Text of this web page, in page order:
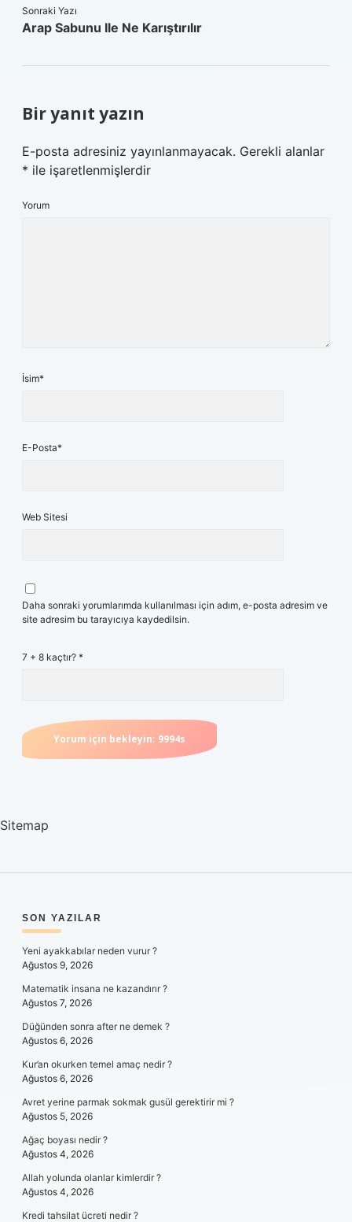
Sonraki Yazı
Arap Sabunu Ile Ne Karıştırılır
Bir yanıt yazın
E-posta adresiniz yayınlanmayacak. Gerekli alanlar
* ile işaretlenmişlerdir
Yorum
İsim*
E-Posta*
Web Sitesi
Daha sonraki yorumlarımda kullanılması için adım, e-posta adresim ve
site adresim bu tarayıcıya kaydedilsin.
7 + 8 kaçtır? *
Sitemap
SIDEBAR
SON YAZILAR
Yeni ayakkabılar neden vurur ?
Ağustos 9, 2026
Matematik insana ne kazandırır ?
Ağustos 7, 2026
Düğünden sonra after ne demek ?
Ağustos 6, 2026
Kur’an okurken temel amaç nedir ?
Ağustos 6, 2026
Avret yerine parmak sokmak gusül gerektirir mi ?
Ağustos 5, 2026
Ağaç boyası nedir ?
Ağustos 4, 2026
Allah yolunda olanlar kimlerdir ?
Ağustos 4, 2026
Kredi tahsilat ücreti nedir ?